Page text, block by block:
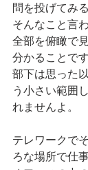
問を投げてみ
そんなこと言
全部を俯瞰で
分かることです
部下は思った
う小さい範囲
れませんよ。
テレワークで
ろな場所で仕